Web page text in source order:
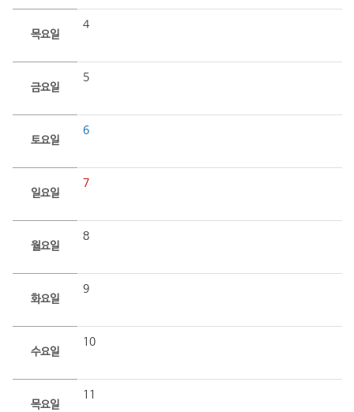
목요일
4
금요일
5
토요일
6
일요일
7
월요일
8
화요일
9
수요일
10
목요일
11